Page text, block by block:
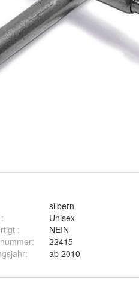
silbern
:
Unisex
:
NEIN
:
22415
: ab 2010